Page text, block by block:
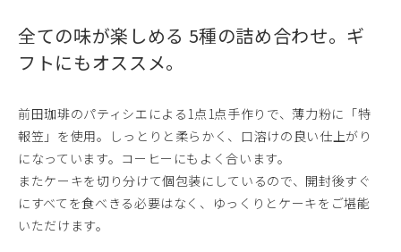
全ての味が楽しめる 5種の詰め合わせ。ギ
フトにもオススメ。
前田珈琲のパティシエによる1点1点手作りで、薄力粉に「特
報笠」を使用。しっとりと柔らかく、口溶けの良い仕上がり
になっています。コーヒーにもよく合います。
またケーキを切り分けて個包装にしているので、開封後すぐ
にすべてを食べきる必要はなく、ゆっくりとケーキをご堪能
いただけます。